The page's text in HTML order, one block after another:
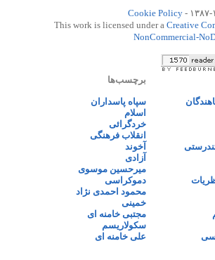
Cookie Policy
This work is licensed under a Creative
NonCommercial-
برچسب‌ها
سپاه پاسداران
اسلام
خردگرائی
انقلاب فرهنگی
آخوند
آزادی
میرحسین موسوی
دموکراسی
محمود احمدی نژاد
خمینی
مجتبی خامنه ای
سکولاریسم
علی خامنه ای